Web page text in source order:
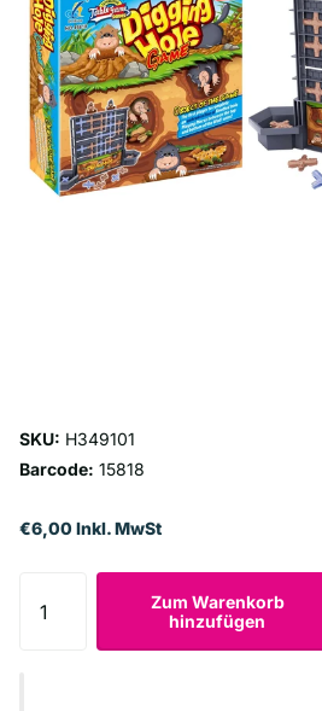
SKU: H349101
Barcode: 15818
€6,00 Inkl. MwSt
Zum Warenkorb
hinzufügen